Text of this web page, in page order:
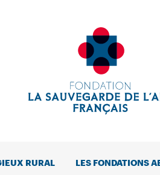
RURAL LES FONDATIONS